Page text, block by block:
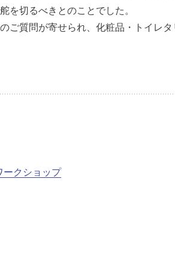
を切るべきとのことでした。
ご質問が寄せられ、化粧品・トイレ
クショップ